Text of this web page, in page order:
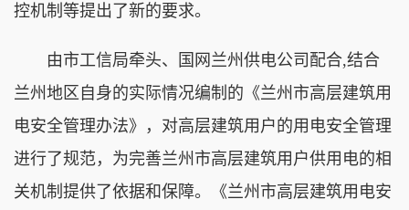
控机制等提出了新的要求。
由市工信局牵头、国网兰州供电公司配合,结合
兰州地区自身的实际情况编制的《兰州市高层建筑用
电安全管理办法》，对高层建筑用户的用电安全管理
进行了规范，为完善兰州市高层建筑用户供用电的相
关机制提供了依据和保障。《兰州市高层建筑用电安